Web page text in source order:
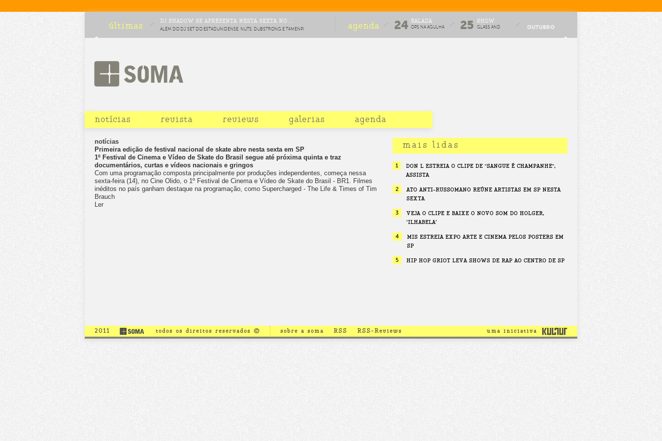
últimas DJ SHADOW SE APRESENTA NESTA SEXTA NO ...
ALÉM DO DJ SET DO ESTADUNIDENSE, NUTS, DUBSTRONG E TAMENPI
COMPLETAM O LINEUP DA COMEMORAÇÃO DE DEZ ANOS DA FESTA
agenda 24 BALADA
OPS NA AGULHA
25 SHOW
GLASS AND
OUTUBRO
notícias revista reviews galerias agenda
notícias
Primeira edição de festival nacional de skate abre nesta sexta em SP
1º Festival de Cinema e Vídeo de Skate do Brasil segue até próxima quinta e traz
documentários, curtas e vídeos nacionais e gringos
Com uma programação composta principalmente por produções independentes, começa nessa
sexta-feira (14), no Cine Olido, o 1º Festival de Cinema e Vídeo de Skate do Brasil - BR1. Filmes
inéditos no país ganham destaque na programação, como Supercharged - The Life & Times of Tim
Brauch
Ler
mais lidas
1
DON L ESTREIA O CLIPE DE "SANGUE É CHAMPANHE",
ASSISTA
2
ATO ANTI-RUSSOMANO REÚNE ARTISTAS EM SP NESTA
SEXTA
3
VEJA O CLIPE E BAIXE O NOVO SOM DO HOLGER,
‘ILHABELA’
4
MIS ESTREIA EXPO ARTE E CINEMA PELOS POSTERS EM
SP
5 HIP HOP GRIOT LEVA SHOWS DE RAP AO CENTRO DE SP
2011 todos os direitos reservados © sobre a soma RSS RSS-Reviews uma iniciativa